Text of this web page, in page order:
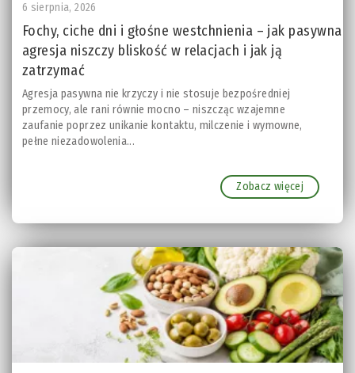
6 sierpnia, 2026
Fochy, ciche dni i głośne westchnienia – jak pasywna
agresja niszczy bliskość w relacjach i jak ją
zatrzymać
Agresja pasywna nie krzyczy i nie stosuje bezpośredniej
przemocy, ale rani równie mocno – niszcząc wzajemne
zaufanie poprzez unikanie kontaktu, milczenie i wymowne,
pełne niezadowolenia...
Zobacz więcej